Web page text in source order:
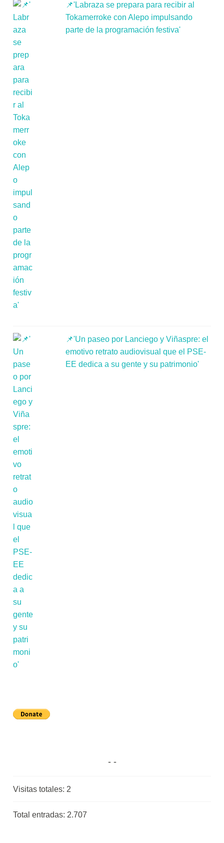
📌'Labraza se prepara para recibir al
Tokamerroke con Alepo impulsando
parte de la programación festiva'
📌'Un paseo por Lanciego y Viñaspre: el
emotivo retrato audiovisual que el PSE-
EE dedica a su gente y su patrimonio'
Visitas totales: 2
Total entradas: 2.707